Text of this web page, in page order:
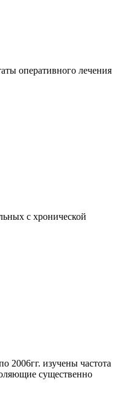
оперативного лечения
с хронической
2006гг. изучены частота
существенно